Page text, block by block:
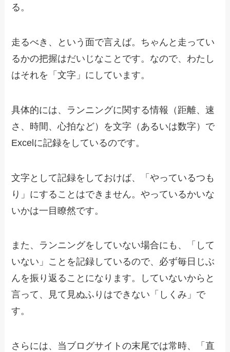
る。
走るべき、という面で言えば。ちゃんと走ってい
るかの把握はだいじなことです。なので、わたし
はそれを「文字」にしています。
具体的には、ランニングに関する情報（距離、速
さ、時間、心拍など）を文字（あるいは数字）で
Excelに記録をしているのです。
文字として記録をしておけば、「やっているつも
り」にすることはできません。やっているかいな
いかは一目瞭然です。
また、ランニングをしていない場合にも、「して
いない」ことを記録しているので、必ず毎日じぶ
んを振り返ることになります。していないからと
言って、見て見ぬふりはできない「しくみ」で
す。
さらには、当ブログサイトの末尾では常時、「直